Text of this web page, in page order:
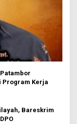
Program Kerja
Bareskrim